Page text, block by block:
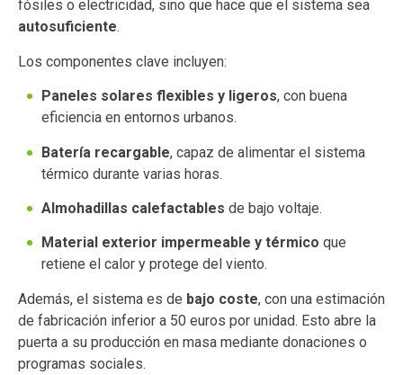
fósiles o electricidad, sino que hace que el sistema sea
autosuficiente.
Los componentes clave incluyen:
Paneles solares flexibles y ligeros, con buena
eficiencia en entornos urbanos.
Batería recargable, capaz de alimentar el sistema
térmico durante varias horas.
Almohadillas calefactables de bajo voltaje.
Material exterior impermeable y térmico que
retiene el calor y protege del viento.
Además, el sistema es de bajo coste, con una estimación
de fabricación inferior a 50 euros por unidad. Esto abre la
puerta a su producción en masa mediante donaciones o
programas sociales.